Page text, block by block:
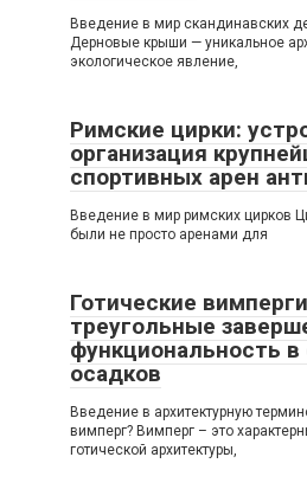
Введение в мир скандинавских
Дерновые крыши — уникальное
экологическое явление,
Римские цирки:
организация
спортивных арен
Введение в мир римских цирков
были не просто аренами для
Готические
треугольные
функциональность в
осадков
Введение в архитектурную
вимперг? Вимперг – это
готической архитектуры,